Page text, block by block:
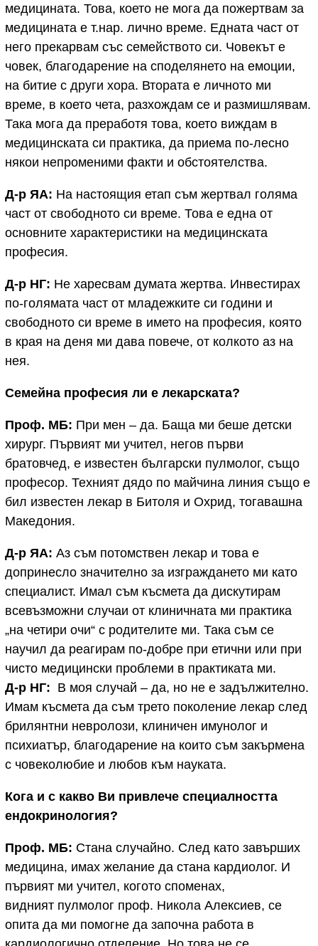
медицината. Това, което не мога да пожертвам за
медицината е т.нар. лично време. Едната част от
него прекарвам със семейството си. Човекът е
човек, благодарение на споделянето на емоции,
на битие с други хора. Втората е личното ми
време, в което чета, разхождам се и размишлявам.
Така мога да преработя това, което виждам в
медицинската си практика, да приема по-лесно
някои непроменими факти и обстоятелства.
Д-р ЯА: На настоящия етап съм жертвал голяма
част от свободното си време. Това е една от
основните характеристики на медицинската
професия.
Д-р НГ: Не харесвам думата жертва. Инвестирах
по-голямата част от младежките си години и
свободното си време в името на професия, която
в края на деня ми дава повече, от колкото аз на
нея.
Семейна професия ли е лекарската?
Проф. МБ: При мен – да. Баща ми беше детски
хирург. Първият ми учител, негов първи
братовчед, е известен български пулмолог, също
професор. Техният дядо по майчина линия също е
бил известен лекар в Битоля и Охрид, тогавашна
Македония.
Д-р ЯА: Аз съм потомствен лекар и това е
допринесло значително за изграждането ми като
специалист. Имал съм късмета да дискутирам
всевъзможни случаи от клиничната ми практика
„на четири очи“ с родителите ми. Така съм се
научил да реагирам по-добре при етични или при
чисто медицински проблеми в практиката ми.
Д-р НГ: В моя случай – да, но не е задължително.
Имам късмета да съм трето поколение лекар след
брилянтни невролози, клиничен имунолог и
психиатър, благодарение на които съм закърмена
с човеколюбие и любов към науката.
Кога и с какво Ви привлече специалността
ендокринология?
Проф. МБ: Стана случайно. След като завърших
медицина, имах желание да стана кардиолог. И
първият ми учител, когото споменах,
видният пулмолог проф. Никола Алексиев, се
опита да ми помогне да започна работа в